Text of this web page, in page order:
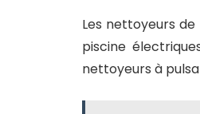
Les nettoyeurs
piscine
nettoyeurs à